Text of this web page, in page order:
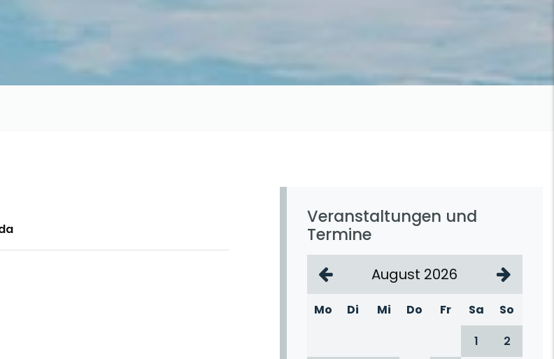
Veranstaltungen und
Termine
August 2026
Mo Di Mi Do Fr Sa
So
1
2